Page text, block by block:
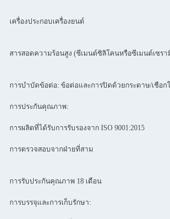
เครื่องประกอบเครื่องยนต์
สารสอดความร้อนสูง (ซีเมนต์ซิลิโคนหรือซีเมนต์เซรา
การบําบัดข้อต่อ: ข้อต่อและการปิดด้วยกระดาษ/เชือก
การประกันคุณภาพ:
การผลิตที่ได้รับการรับรองจาก ISO 9001:2015
การตรวจสอบจากฝ่ายที่สาม
การรับประกันคุณภาพ 18 เดือน
การบรรจุและการเก็บรักษา: